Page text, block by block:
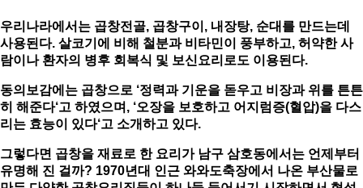
우리나라에서는 곱창전골, 곱창구이, 내장탕, 순대를 만드는데
사용된다. 살코기에 비해 철분과 비타민이 풍부하고, 허약한 사
람이나 환자의 병후 회복식 및 보신요리로도 이용된다.
동의보감에는 곱창으로 ‘정력과 기운을 돋우고 비장과 위를 튼튼
히 해준다‘고 하였으며 , ‘오장을 보호하고 어지럼증(혈압)을 다스
리는 효능이 있다‘고 소개하고 있다.
그렇다면 곱창을 재료로 한 요리가 남구 삼호동에서는 언제부터
유명해 진 걸까? 1970년대 인근 와와도축장에서 나온 부산물로